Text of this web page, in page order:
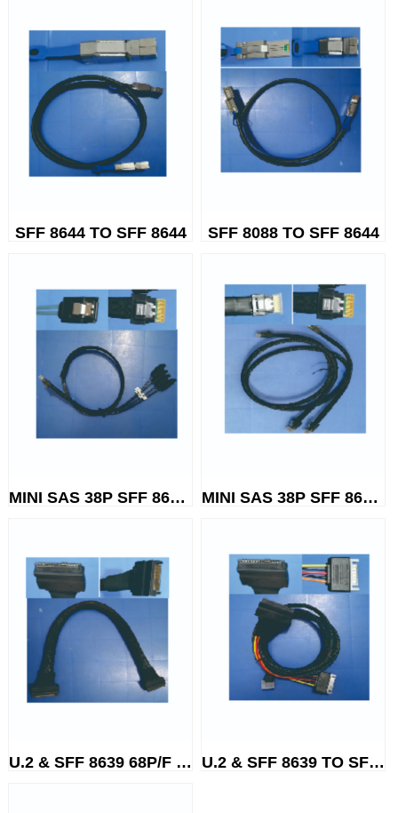
SFF 8644 TO SFF 8644 SFF 8088 TO SFF 8644
MINI SAS 38P SFF 8654 TO SATA... MINI SAS 38P SFF 8654 TO SFF ...
U.2 & SFF 8639 68P/F TO SFF 8... U.2 & SFF 8639 TO SFF 8643+ SA...